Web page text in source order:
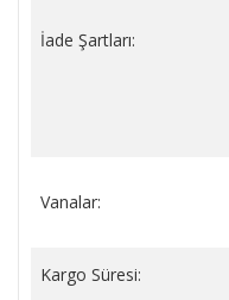
İade Şartları:
Vanalar:
Kargo Süresi: